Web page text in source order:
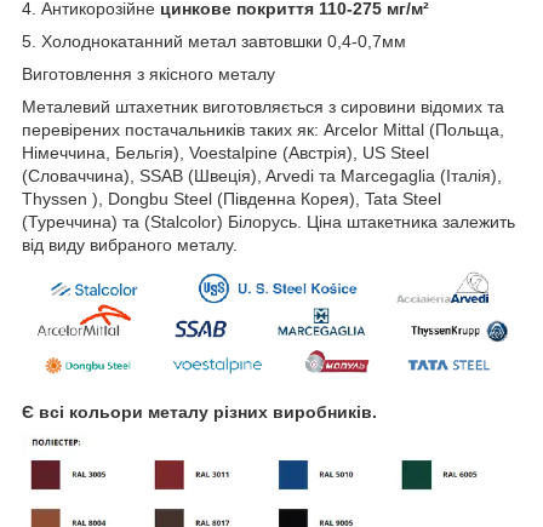
4. Антикорозійне цинкове покриття 110-275 мг/м²
5. Холоднокатанний метал завтовшки 0,4-0,7мм
Виготовлення з якісного металу
Металевий штахетник виготовляється з сировини відомих та
перевірених постачальників таких як: Arcelor Mittal (Польща,
Німеччина, Бельгія), Voestalpine (Австрія), US Steel
(Словаччина), SSAB (Швеція), Arvedi та Marcegaglia (Італія),
Thyssen ), Dongbu Steel (Південна Корея), Tata Steel
(Туреччина) та (Stalcolor) Білорусь. Ціна штакетника залежить
від виду вибраного металу.
Є всі кольори металу різних виробників.